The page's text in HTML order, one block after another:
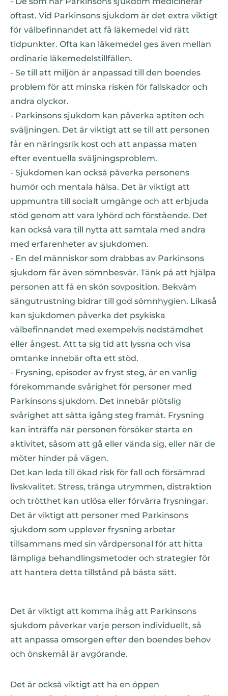
oftast. Vid Parkinsons sjukdom är det extra viktigt
för välbefinnandet att få läkemedel vid rätt
tidpunkter. Ofta kan läkemedel ges även mellan
ordinarie läkemedelstillfällen.
- Se till att miljön är anpassad till den boendes
problem för att minska risken för fallskador och
andra olyckor.
- Parkinsons sjukdom kan påverka aptiten och
sväljningen. Det är viktigt att se till att personen
får en näringsrik kost och att anpassa maten
efter eventuella sväljningsproblem.
- Sjukdomen kan också påverka personens
humör och mentala hälsa. Det är viktigt att
uppmuntra till socialt umgänge och att erbjuda
stöd genom att vara lyhörd och förstående. Det
kan också vara till nytta att samtala med andra
med erfarenheter av sjukdomen.
- En del människor som drabbas av Parkinsons
sjukdom får även sömnbesvär. Tänk på att hjälpa
personen att få en skön sovposition. Bekväm
sängutrustning bidrar till god sömnhygien. Likaså
kan sjukdomen påverka det psykiska
välbefinnandet med exempelvis nedstämdhet
eller ångest. Att ta sig tid att lyssna och visa
omtanke innebär ofta ett stöd.
- Frysning, episoder av fryst steg, är en vanlig
förekommande svårighet för personer med
Parkinsons sjukdom. Det innebär plötslig
svårighet att sätta igång steg framåt. Frysning
kan inträffa när personen försöker starta en
aktivitet, såsom att gå eller vända sig, eller när de
möter hinder på vägen.
Det kan leda till ökad risk för fall och försämrad
livskvalitet. Stress, trånga utrymmen, distraktion
och trötthet kan utlösa eller förvärra frysningar.
Det är viktigt att personer med Parkinsons
sjukdom som upplever frysning arbetar
tillsammans med sin vårdpersonal för att hitta
lämpliga behandlingsmetoder och strategier för
att hantera detta tillstånd på bästa sätt.
Det är viktigt att komma ihåg att Parkinsons
sjukdom påverkar varje person individuellt, så
att anpassa omsorgen efter den boendes behov
och önskemål är avgörande.
Det är också viktigt att ha en öppen